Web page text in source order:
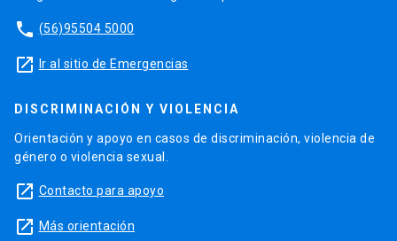
phone (56)95504 5000
launch Ir al sitio de Emergencias
DISCRIMINACIÓN Y VIOLENCIA
Orientación y apoyo en casos de discriminación, violencia de
género o violencia sexual.
launch Contacto para apoyo
launch Más orientación